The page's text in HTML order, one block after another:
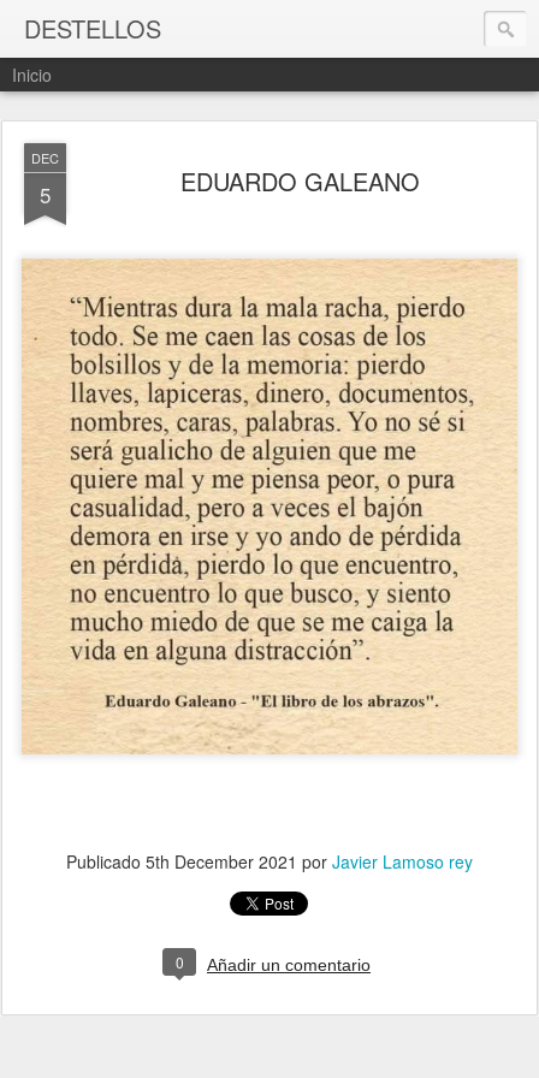
DESTELLOS
Inicio
DEC
5 EDUARDO GALEANO
Publicado 5th December 2021 por Javier Lamoso rey
0 Añadir un comentario